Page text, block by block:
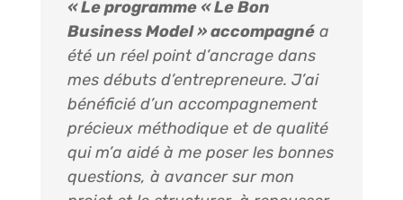
« Le programme « Le Bon
Business Model » accompagné a
été un réel point d’ancrage dans
mes débuts d’entrepreneure. J’ai
bénéficié d’un accompagnement
précieux méthodique et de qualité
qui m’a aidé à me poser les bonnes
questions, à avancer sur mon